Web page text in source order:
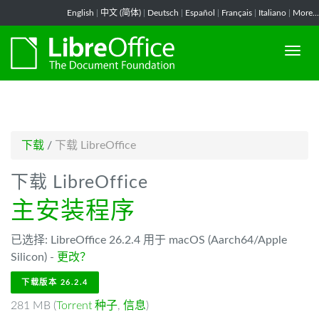
English 中文 (简体) Deutsch Español Français Italiano More...
下载 / 下载 LibreOffice
下载 LibreOffice
主安装程序
已选择: LibreOffice 26.2.4 用于 macOS (Aarch64/Apple
Silicon) - 更改？
下载版本 26.2.4
281 MB (Torrent 种子, 信息)